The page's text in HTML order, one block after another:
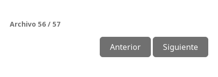
Archivo 56 / 57
Anterior Siguiente